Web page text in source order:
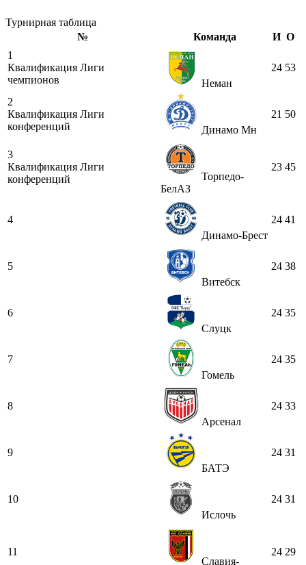
Турнирная таблица
№
Команда И О
1
Квалификация Лиги
чемпионов
Неман
24 53
2
Квалификация Лиги
конференций
Динамо Мн
21 50
3
Квалификация Лиги
конференций
Торпедо-
БелАЗ
23 45
4
Динамо-Брест
24 41
5
Витебск
24 38
6
Слуцк
24 35
7
Гомель
24 35
8
Арсенал
24 33
9
БАТЭ
24 31
10
Ислочь
24 31
11
Славия-
24 29